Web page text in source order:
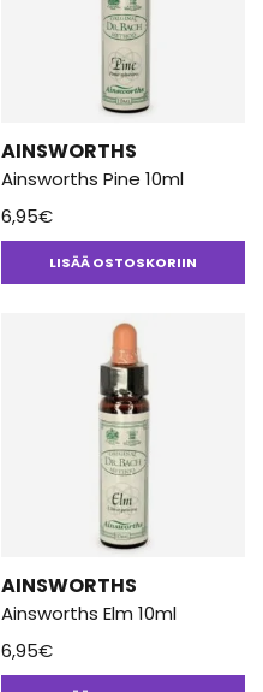
AINSWORTHS
Ainsworths Pine 10ml
6,95€
LISÄÄ OSTOSKORIIN
AINSWORTHS
Ainsworths Elm 10ml
6,95€